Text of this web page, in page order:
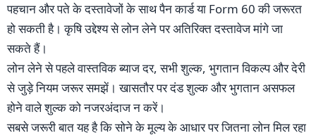
पहचान और पते के दस्तावेजों के साथ पैन कार्ड या Form 60 की जरूरत
हो सकती है। कृषि उद्देश्य से लोन लेने पर अतिरिक्त दस्तावेज मांगे जा
सकते हैं।
लोन लेने से पहले वास्तविक ब्याज दर, सभी शुल्क, भुगतान विकल्प और देरी
से जुड़े नियम जरूर समझें। खासतौर पर दंड शुल्क और भुगतान असफल
होने वाले शुल्क को नजरअंदाज न करें।
सबसे जरूरी बात यह है कि सोने के मूल्य के आधार पर जितना लोन मिल रहा